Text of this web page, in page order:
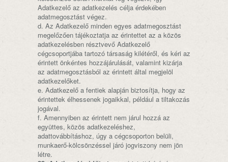
Adatkezelő az adatkezelés célja érdekében
adatmegosztást végez.
d. Az Adatkezelő minden egyes adatmegosztást
megelőzően tájékoztatja az érintettet az a közös
adatkezelésben résztvevő Adatkezelő
cégcsoportjába tartozó társaság kilétéről, és kéri az
érintett önkéntes hozzájárulását, valamint kizárja
az adatmegosztásból az érintett által megjelöl
adatkezelőket.
e. Adatkezelő a fentiek alapján biztosítja, hogy az
érintettek élhessenek jogaikkal, például a tiltakozás
jogával.
f. Amennyiben az érintett nem járul hozzá az
együttes, közös adatkezeléshez,
adattovábbításhoz, úgy a cégcsoporton belüli,
munkaerő-kölcsönzéssel járó jogviszony nem jön
létre.